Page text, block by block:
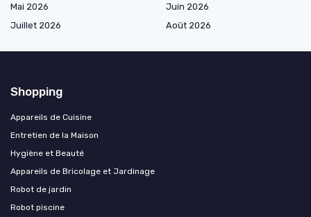
Mai 2026
Juin 2026
Juillet 2026
Août 2026
Shopping
Appareils de Cuisine
Entretien de la Maison
Hygiène et Beauté
Appareils de Bricolage et Jardinage
Robot de jardin
Robot piscine